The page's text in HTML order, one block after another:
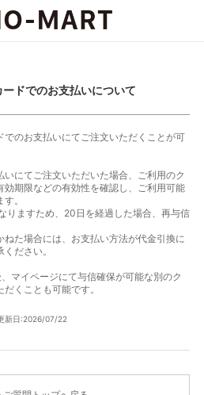
ドでのお支払いについて
でのお支払いにてご注文いただくことが可
にてご注文いただいた場合、ご利用のク
効期限などの有効性を確認し、ご利用可能
。
りますため、20日を経過した場合、再与信
ねた場合には、お支払い方法が代金引換に
ださい。
マイページにて与信確保が可能な別のク
くことも可能です。
新日:2026/07/22